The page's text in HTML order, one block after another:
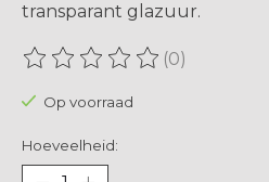
transparant glazuur.
De beoordeling van dit
(0)
Op voorraad
Hoeveelheid: